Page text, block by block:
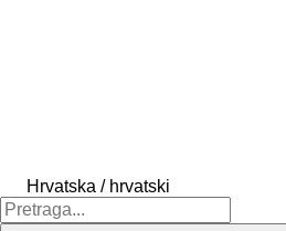
Hrvatska / hrvatski